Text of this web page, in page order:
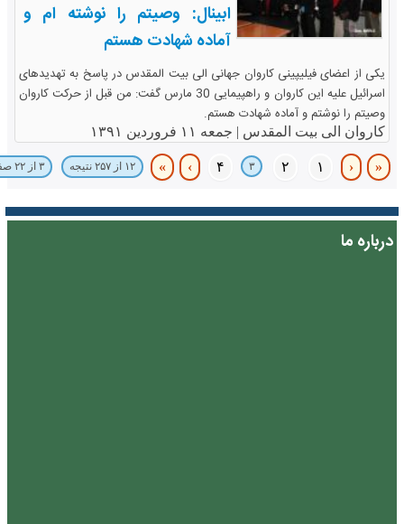
ابینال: وصیتم را نوشته ام و
آماده شهادت هستم
یکی از اعضای فیلیپینی کاروان جهانی الی بیت المقدس در پاسخ به تهدیدهای
اسرائیل علیه این کاروان و راهپیمایی 30 مارس گفت: من قبل از حرکت کاروان
وصیتم را نوشتم و آماده شهادت هستم.
کاروان الی بیت المقدس | جمعه ۱۱ فروردین ۱۳۹۱
«
‹ ۱ ۲ ۳ ۴ ›
» ۱۲ از ۲۵۷ نتیجه ۳ از ۲۲ صفحه
درباره ما